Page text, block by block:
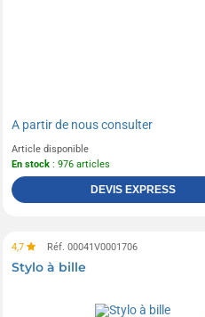
A partir de nous consulter
Article disponible
En stock: 976 articles
DEVIS EXPRESS
4,7 Réf. 00041V0001706
Stylo à bille